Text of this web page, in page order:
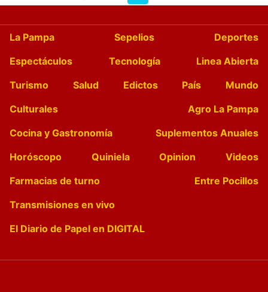
La Pampa Sepelios
Deportes
Espectáculos
Tecnología
Linea Abierta
Turismo
Salud Edictos País
Mundo
Culturales
Agro La Pampa
Cocina y Gastronomía
Suplementos Anuales
Horóscopo
Quiniela Opinion
Videos
Farmacias de turno
Entre Pocillos
Transmisiones en vivo
El Diario de Papel en DIGITAL